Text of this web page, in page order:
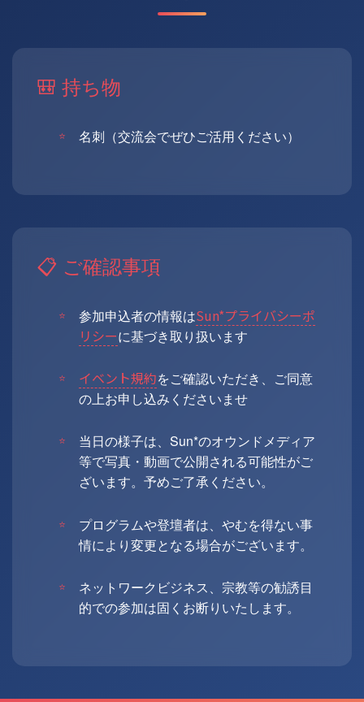
🎒 持ち物
名刺（交流会でぜひご活用ください）
📋 ご確認事項
参加申込者の情報はSun*プライバシーポ
リシーに基づき取り扱います
イベント規約をご確認いただき、ご同意
の上お申し込みくださいませ
当日の様子は、Sun*のオウンドメディア
等で写真・動画で公開される可能性がご
ざいます。予めご了承ください。
プログラムや登壇者は、やむを得ない事
情により変更となる場合がございます。
ネットワークビジネス、宗教等の勧誘目
的での参加は固くお断りいたします。